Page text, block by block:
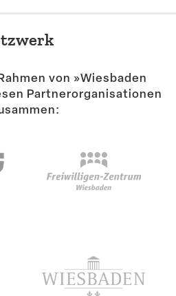
von »Wiesbaden
Partner­or­ga­ni­sa­tionen